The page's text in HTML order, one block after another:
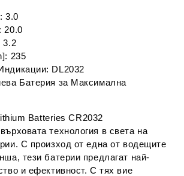
3.0
20.0
3.2
235
DL2032
Батерия за Максимална
Batteries CR2032
технология в света на
С произход от една от водещите
тези батерии предлагат най-
и ефективност. С тях вие